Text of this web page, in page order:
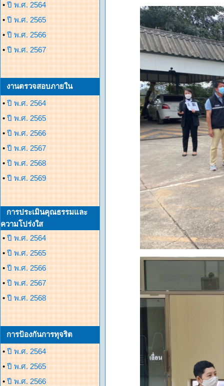
• ปี พ.ศ. 2564
• ปี พ.ศ. 2565
• ปี พ.ศ. 2566
• ปี พ.ศ. 2567
งานตรวจสอบภายใน
• ปี พ.ศ. 2564
• ปี พ.ศ. 2565
• ปี พ.ศ. 2566
• ปี พ.ศ. 2567
• ปี พ.ศ. 2568
• ปี พ.ศ. 2569
การประเมินคุณธรรมและ
ความโปร่งใส
• ปี พ.ศ. 2564
• ปี พ.ศ. 2565
• ปี พ.ศ. 2566
• ปี พ.ศ. 2567
• ปี พ.ศ. 2568
การป้องกันการทุจริต
• ปี พ.ศ. 2564
• ปี พ.ศ. 2565
• ปี พ.ศ. 2566